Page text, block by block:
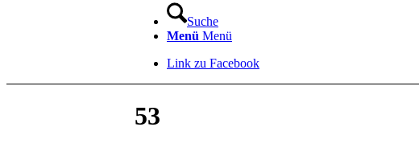
Suche
Menü Menü
Link zu Facebook
53